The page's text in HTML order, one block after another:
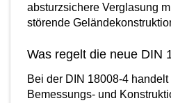
absturzsichere Verglasung
störende
Was regelt die neue DIN
Bei der DIN 18008-4
Bemessungs- und